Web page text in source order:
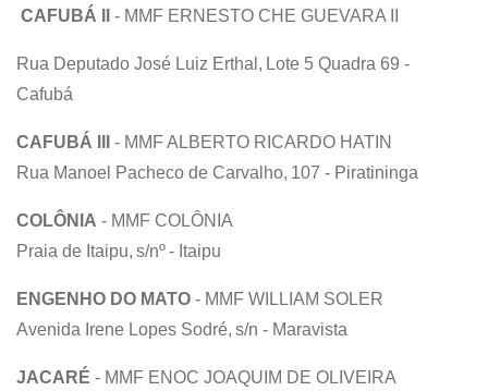
CAFUBÁ II - MMF ERNESTO CHE GUEVARA II
Rua Deputado José Luiz Erthal, Lote 5 Quadra 69 -
Cafubá
CAFUBÁ III
- MMF ALBERTO RICARDO HATIN
Rua Manoel Pacheco de Carvalho, 107 - Piratininga
COLÔNIA - MMF COLÔNIA
Praia de Itaipu, s/nº - Itaipu
ENGENHO DO MATO - MMF WILLIAM SOLER
Avenida Irene Lopes Sodré, s/n - Maravista
JACARÉ - MMF ENOC JOAQUIM DE OLIVEIRA